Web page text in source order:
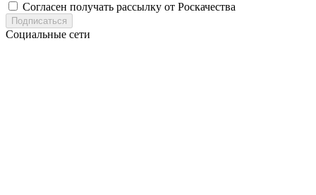
Согласен получать рассылку от Роскачества
Подписаться
Социальные сети